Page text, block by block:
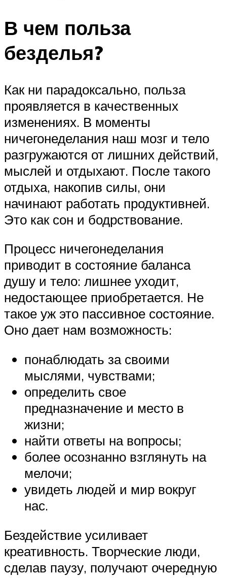
В чем польза
безделья?
Как ни парадоксально, польза
проявляется в качественных
изменениях. В моменты
ничегонеделания наш мозг и тело
разгружаются от лишних действий,
мыслей и отдыхают. После такого
отдыха, накопив силы, они
начинают работать продуктивней.
Это как сон и бодрствование.
Процесс ничегонеделания
приводит в состояние баланса
душу и тело: лишнее уходит,
недостающее приобретается. Не
такое уж это пассивное состояние.
Оно дает нам возможность:
понаблюдать за своими
мыслями, чувствами;
определить свое
предназначение и место в
жизни;
найти ответы на вопросы;
более осознанно взглянуть на
мелочи;
увидеть людей и мир вокруг
нас.
Бездействие усиливает
креативность. Творческие люди,
сделав паузу, получают очередную